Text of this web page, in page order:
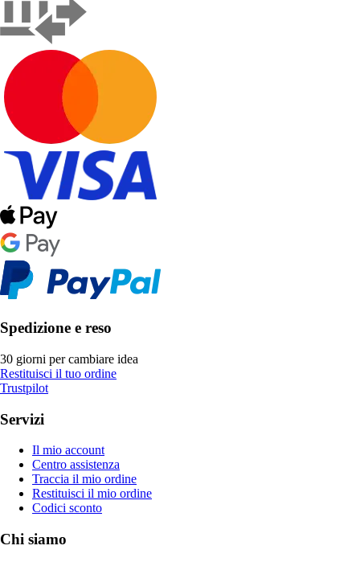
Spedizione e reso
30 giorni per cambiare idea
Restituisci il tuo ordine
Trustpilot
Servizi
Il mio account
Centro assistenza
Traccia il mio ordine
Restituisci il mio ordine
Codici sconto
Chi siamo